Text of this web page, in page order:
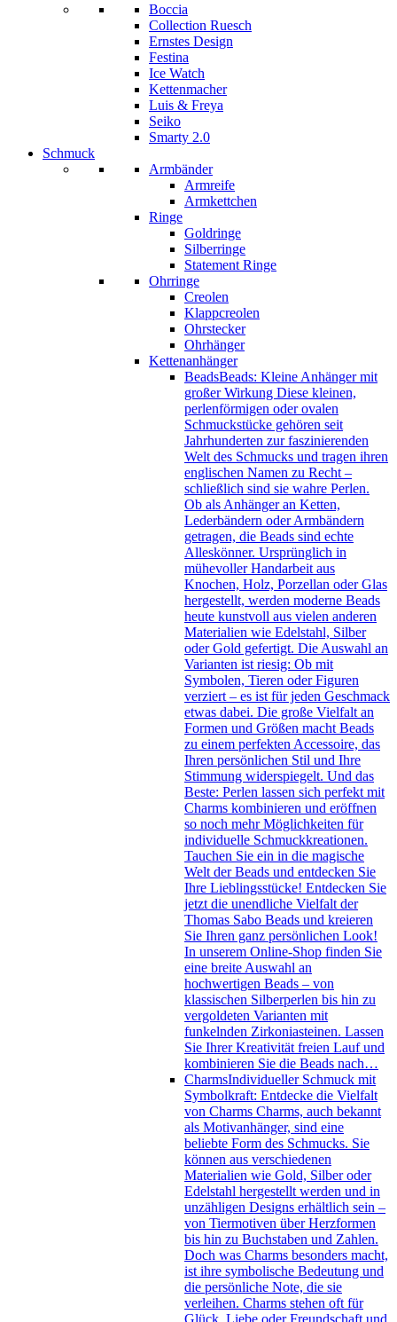
Boccia
Collection Ruesch
Ernstes Design
Festina
Ice Watch
Kettenmacher
Luis & Freya
Seiko
Smarty 2.0
Schmuck
Armbänder
Armreife
Armkettchen
Ringe
Goldringe
Silberringe
Statement Ringe
Ohrringe
Creolen
Klappcreolen
Ohrstecker
Ohrhänger
Kettenanhänger
BeadsBeads: Kleine Anhänger mit
großer Wirkung Diese kleinen,
perlenförmigen oder ovalen
Schmuckstücke gehören seit
Jahrhunderten zur faszinierenden
Welt des Schmucks und tragen ihren
englischen Namen zu Recht –
schließlich sind sie wahre Perlen.
Ob als Anhänger an Ketten,
Lederbändern oder Armbändern
getragen, die Beads sind echte
Alleskönner. Ursprünglich in
mühevoller Handarbeit aus
Knochen, Holz, Porzellan oder Glas
hergestellt, werden moderne Beads
heute kunstvoll aus vielen anderen
Materialien wie Edelstahl, Silber
oder Gold gefertigt. Die Auswahl an
Varianten ist riesig: Ob mit
Symbolen, Tieren oder Figuren
verziert – es ist für jeden Geschmack
etwas dabei. Die große Vielfalt an
Formen und Größen macht Beads
zu einem perfekten Accessoire, das
Ihren persönlichen Stil und Ihre
Stimmung widerspiegelt. Und das
Beste: Perlen lassen sich perfekt mit
Charms kombinieren und eröffnen
so noch mehr Möglichkeiten für
individuelle Schmuckkreationen.
Tauchen Sie ein in die magische
Welt der Beads und entdecken Sie
Ihre Lieblingsstücke! Entdecken Sie
jetzt die unendliche Vielfalt der
Thomas Sabo Beads und kreieren
Sie Ihren ganz persönlichen Look!
In unserem Online-Shop finden Sie
eine breite Auswahl an
hochwertigen Beads – von
klassischen Silberperlen bis hin zu
vergoldeten Varianten mit
funkelnden Zirkoniasteinen. Lassen
Sie Ihrer Kreativität freien Lauf und
kombinieren Sie die Beads nach…
CharmsIndividueller Schmuck mit
Symbolkraft: Entdecke die Vielfalt
von Charms Charms, auch bekannt
als Motivanhänger, sind eine
beliebte Form des Schmucks. Sie
können aus verschiedenen
Materialien wie Gold, Silber oder
Edelstahl hergestellt werden und in
unzähligen Designs erhältlich sein –
von Tiermotiven über Herzformen
bis hin zu Buchstaben und Zahlen.
Doch was Charms besonders macht,
ist ihre symbolische Bedeutung und
die persönliche Note, die sie
verleihen. Charms stehen oft für
Glück, Liebe oder Freundschaft und